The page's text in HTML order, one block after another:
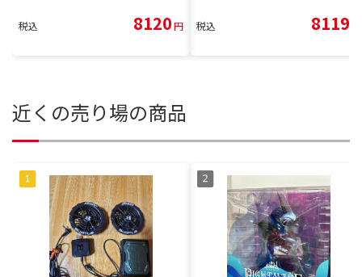
税込 8120円 税込 8119
近くの売り場の商品